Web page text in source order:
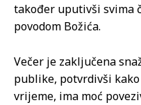
također uputivši svima
povodom Božića.
Večer je zaključena
publike, potvrdivši
vrijeme, ima moć